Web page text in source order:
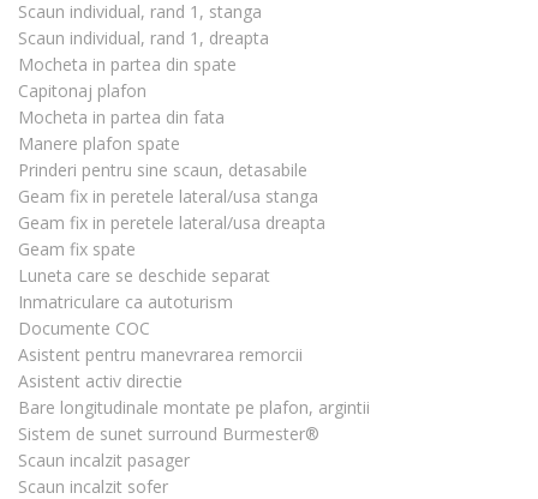
Scaun individual, rand 1, stanga
Scaun individual, rand 1, dreapta
Mocheta in partea din spate
Capitonaj plafon
Mocheta in partea din fata
Manere plafon spate
Prinderi pentru sine scaun, detasabile
Geam fix in peretele lateral/usa stanga
Geam fix in peretele lateral/usa dreapta
Geam fix spate
Luneta care se deschide separat
Inmatriculare ca autoturism
Documente COC
Asistent pentru manevrarea remorcii
Asistent activ directie
Bare longitudinale montate pe plafon, argintii
Sistem de sunet surround Burmester®
Scaun incalzit pasager
Scaun incalzit sofer